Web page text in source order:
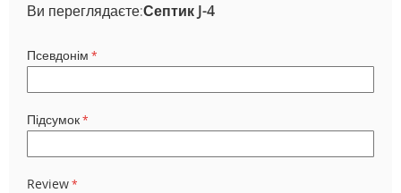
Ви переглядаєте:Септик J-4
Псевдонім
Підсумок
Review